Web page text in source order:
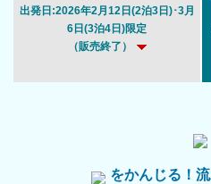
出発日:2026年2月12日(2泊3日)･3月
6日(3泊4日)限定
（販売終了）
をかんじる！